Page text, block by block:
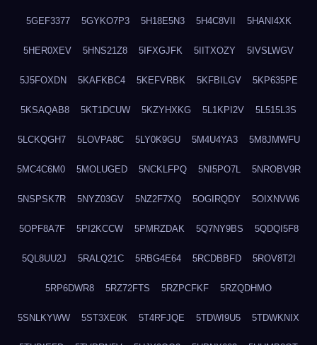
5GEF3377 5GYKO7P3 5H18E5N3 5H4C8VII 5HANI4XK
5HER0XEV 5HNS21Z8 5IFXGJFK 5IITXOZY 5IVSLWGV
5J5FOXDN 5KAFKBC4 5KEFVRBK 5KFBILGV 5KP635PE
5KSAQAB8 5KT1DCUW 5KZYHXKG 5L1KPI2V 5L515L3S
5LCKQGH7 5LOVPA8C 5LY0K9GU 5M4U4YA3 5M8JMWFU
5MC4C6M0 5MOLUGED 5NCKLFPQ 5NI5PO7L 5NROBV9R
5NSPSK7R 5NYZ03GV 5NZ2F7XQ 5OGIRQDY 5OIXNVW6
5OPF8A7F 5PI2KCCW 5PMRZDAK 5Q7NY9BS 5QDQI5F8
5QL8UU2J 5RALQ21C 5RBG4E64 5RCDBBFD 5ROV8T2I
5RP6DWR8 5RZ72FTS 5RZPCFKF 5RZQDHMO
5SNLKYWW 5ST3XE0K 5T4RFJQE 5TDWI9U5 5TDWKNIX